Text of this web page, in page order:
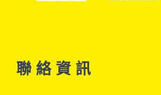
聯 絡 資 訊